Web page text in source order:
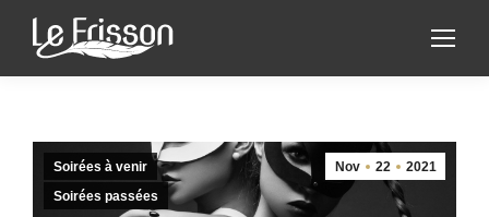
Nov 22 2021
Soirées à venir
Soirées passées